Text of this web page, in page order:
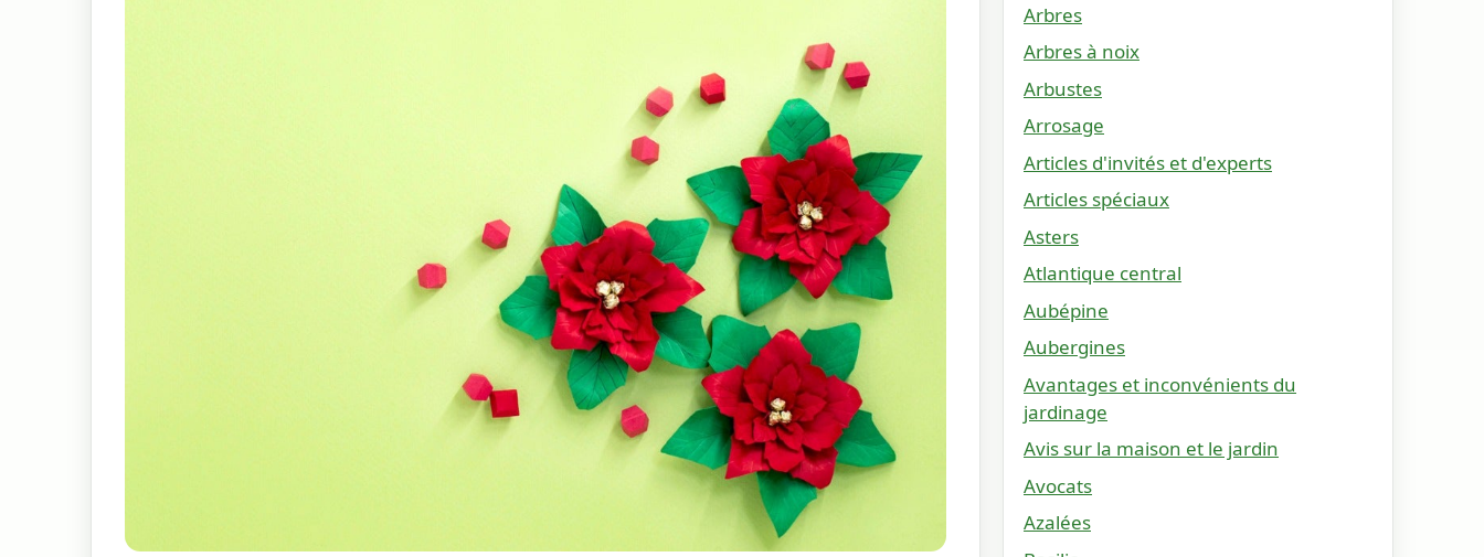
Arbres
Arbres à noix
Arbustes
Arrosage
Articles d'invités et d'experts
Articles spéciaux
Asters
Atlantique central
Aubépine
Aubergines
Avantages et inconvénients du
jardinage
Avis sur la maison et le jardin
Avocats
Azalées